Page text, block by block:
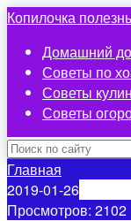
Копилочка
Домашний
Советы по
Советы
Советы
Главная
2019-01-26
Просмотров: 2102